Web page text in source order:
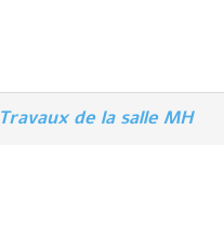
Travaux de la salle MH